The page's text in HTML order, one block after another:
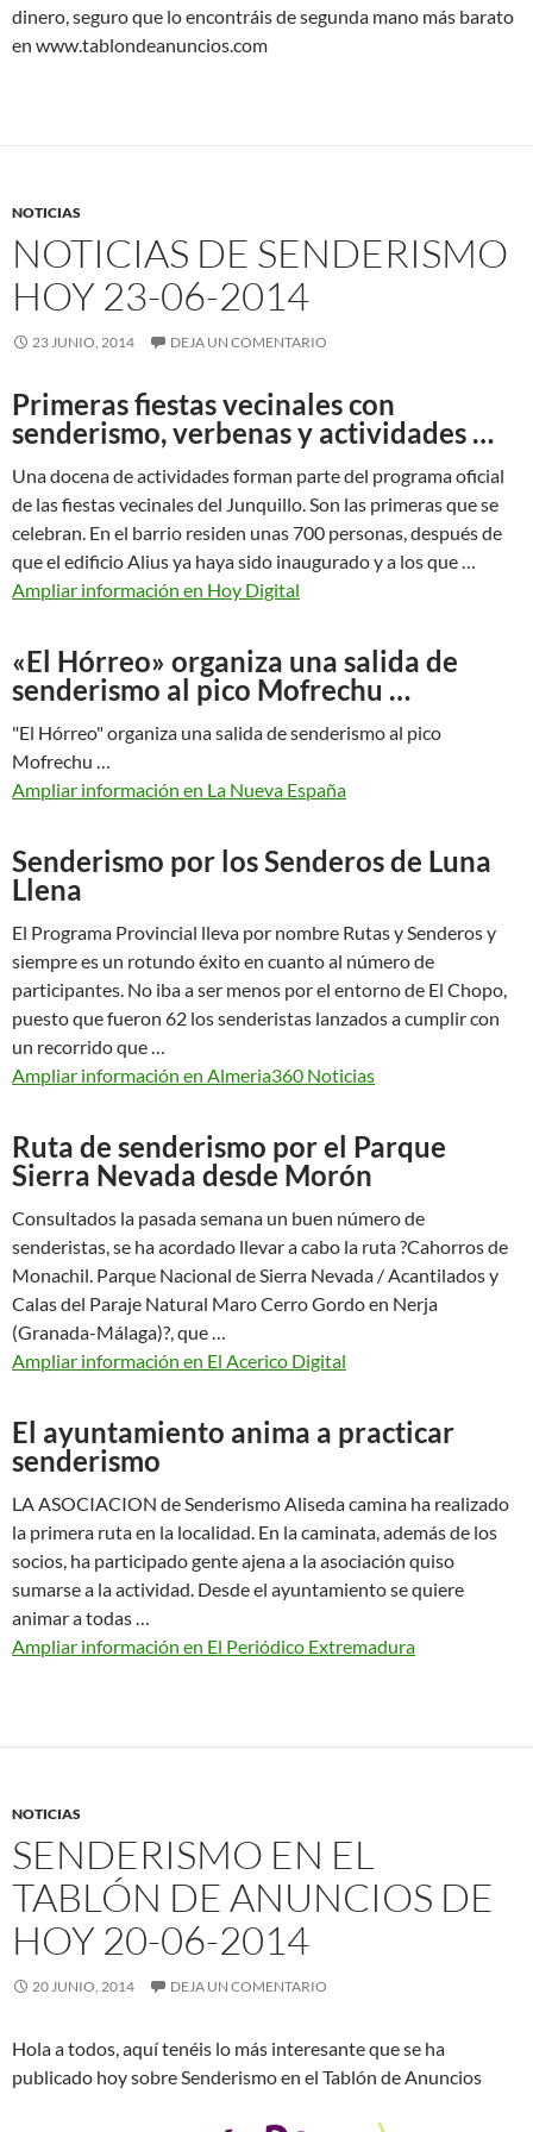
dinero, seguro que lo encontráis de segunda mano más barato
en www.tablondeanuncios.com
NOTICIAS
NOTICIAS DE SENDERISMO
HOY 23-06-2014
23 JUNIO, 2014 DEJA UN COMENTARIO
Primeras fiestas vecinales con
senderismo, verbenas y actividades …
Una docena de actividades forman parte del programa oficial
de las fiestas vecinales del Junquillo. Son las primeras que se
celebran. En el barrio residen unas 700 personas, después de
que el edificio Alius ya haya sido inaugurado y a los que …
Ampliar información en Hoy Digital
«El Hórreo» organiza una salida de
senderismo al pico Mofrechu …
"El Hórreo" organiza una salida de senderismo al pico
Mofrechu …
Ampliar información en La Nueva España
Senderismo por los Senderos de Luna
Llena
El Programa Provincial lleva por nombre Rutas y Senderos y
siempre es un rotundo éxito en cuanto al número de
participantes. No iba a ser menos por el entorno de El Chopo,
puesto que fueron 62 los senderistas lanzados a cumplir con
un recorrido que …
Ampliar información en Almeria360 Noticias
Ruta de senderismo por el Parque
Sierra Nevada desde Morón
Consultados la pasada semana un buen número de
senderistas, se ha acordado llevar a cabo la ruta ?Cahorros de
Monachil. Parque Nacional de Sierra Nevada / Acantilados y
Calas del Paraje Natural Maro Cerro Gordo en Nerja
(Granada-Málaga)?, que …
Ampliar información en El Acerico Digital
El ayuntamiento anima a practicar
senderismo
LA ASOCIACION de Senderismo Aliseda camina ha realizado
la primera ruta en la localidad. En la caminata, además de los
socios, ha participado gente ajena a la asociación quiso
sumarse a la actividad. Desde el ayuntamiento se quiere
animar a todas …
Ampliar información en El Periódico Extremadura
NOTICIAS
SENDERISMO EN EL
TABLÓN DE ANUNCIOS DE
HOY 20-06-2014
20 JUNIO, 2014 DEJA UN COMENTARIO
Hola a todos, aquí tenéis lo más interesante que se ha
publicado hoy sobre Senderismo en el Tablón de Anuncios